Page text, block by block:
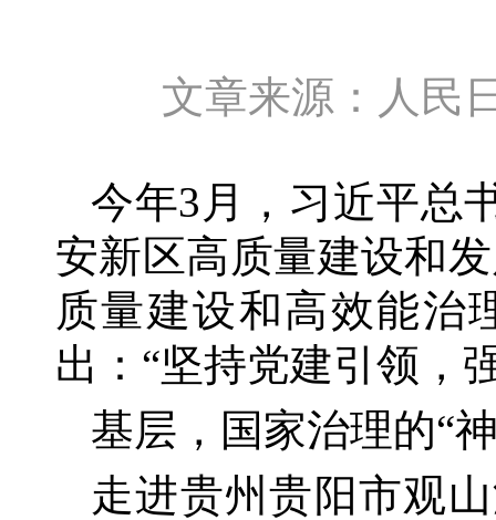
文章来源：人
今年3月，习近平总
安新区高质量建设和
质量建设和高效能治
出：“坚持党建引领，
基层，国家治理的“
走进贵州贵阳市观